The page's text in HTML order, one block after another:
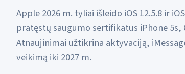
Apple 2026 m. tyliai išleido iOS 12.5.8 ir
pratęstų saugumo sertifikatus iPhone 5s,
Atnaujinimai užtikrina aktyvaciją,
veikimą iki 2027 m.